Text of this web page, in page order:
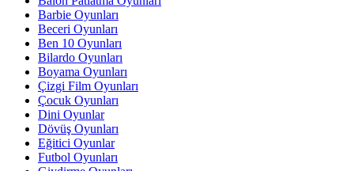
Barbie Oyunları
Beceri Oyunları
Ben 10 Oyunları
Bilardo Oyunları
Boyama Oyunları
Çizgi Film Oyunları
Çocuk Oyunları
Dini Oyunlar
Dövüş Oyunları
Eğitici Oyunlar
Futbol Oyunları